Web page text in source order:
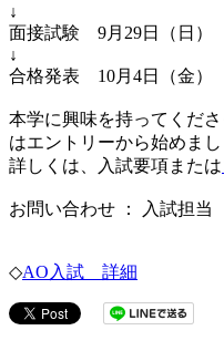
↓
面接試験 9月29日（日）
↓
合格発表 10月4日（金）
本学に興味を持ってくだ
はエントリーから始めまし
詳しくは、入試要項または
お問い合わせ ： 入試担当
◇AO入試 詳細